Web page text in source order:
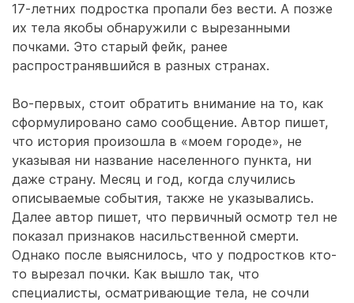
17-летних подростка пропали без вести. А позже
их тела якобы обнаружили с вырезанными
почками. Это старый фейк, ранее
распространявшийся в разных странах.
Во-первых, стоит обратить внимание на то, как
сформулировано само сообщение. Автор пишет,
что история произошла в «моем городе», не
указывая ни название населенного пункта, ни
даже страну. Месяц и год, когда случились
описываемые события, также не указывались.
Далее автор пишет, что первичный осмотр тел не
показал признаков насильственной смерти.
Однако после выяснилось, что у подростков кто-
то вырезал почки. Как вышло так, что
специалисты, осматривающие тела, не сочли